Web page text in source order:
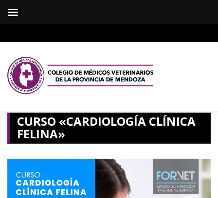
CURSO «CARDIOLOGÍA CLÍNICA
FELINA»